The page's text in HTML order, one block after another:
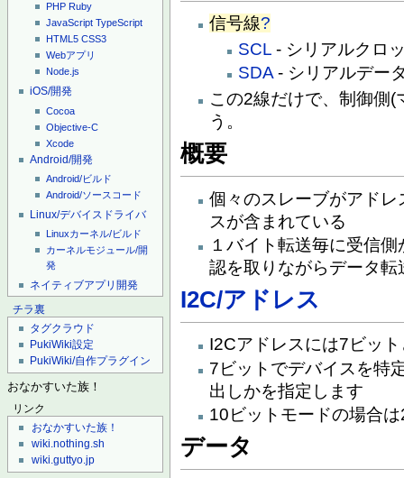
PHP Ruby
JavaScript TypeScript
HTML5 CSS3
Webアプリ
Node.js
iOS/開発
Cocoa
Objective-C
Xcode
Android/開発
Android/ビルド
Android/ソースコード
Linux/デバイスドライバ
Linuxカーネル/ビルド
カーネルモジュール/開
発
ネイティブアプリ開発
チラ裏
タグクラウド
PukiWiki設定
PukiWiki/自作プラグイン
おなかすいた族！
リンク
おなかすいた族！
wiki.nothing.sh
wiki.guttyo.jp
信号線?
SCL - シリアルクロ
SDA- シリアルデー
この2線だけで、制御側
う。
概要
個々のスレーブがアド
スが含まれている
１バイト転送毎に受信
認を取りながらデータ転
I2C/アドレス
I2Cアドレスには7ビッ
7ビットでデバイスを特
出しかを指定します
10ビットモードの場合
データ